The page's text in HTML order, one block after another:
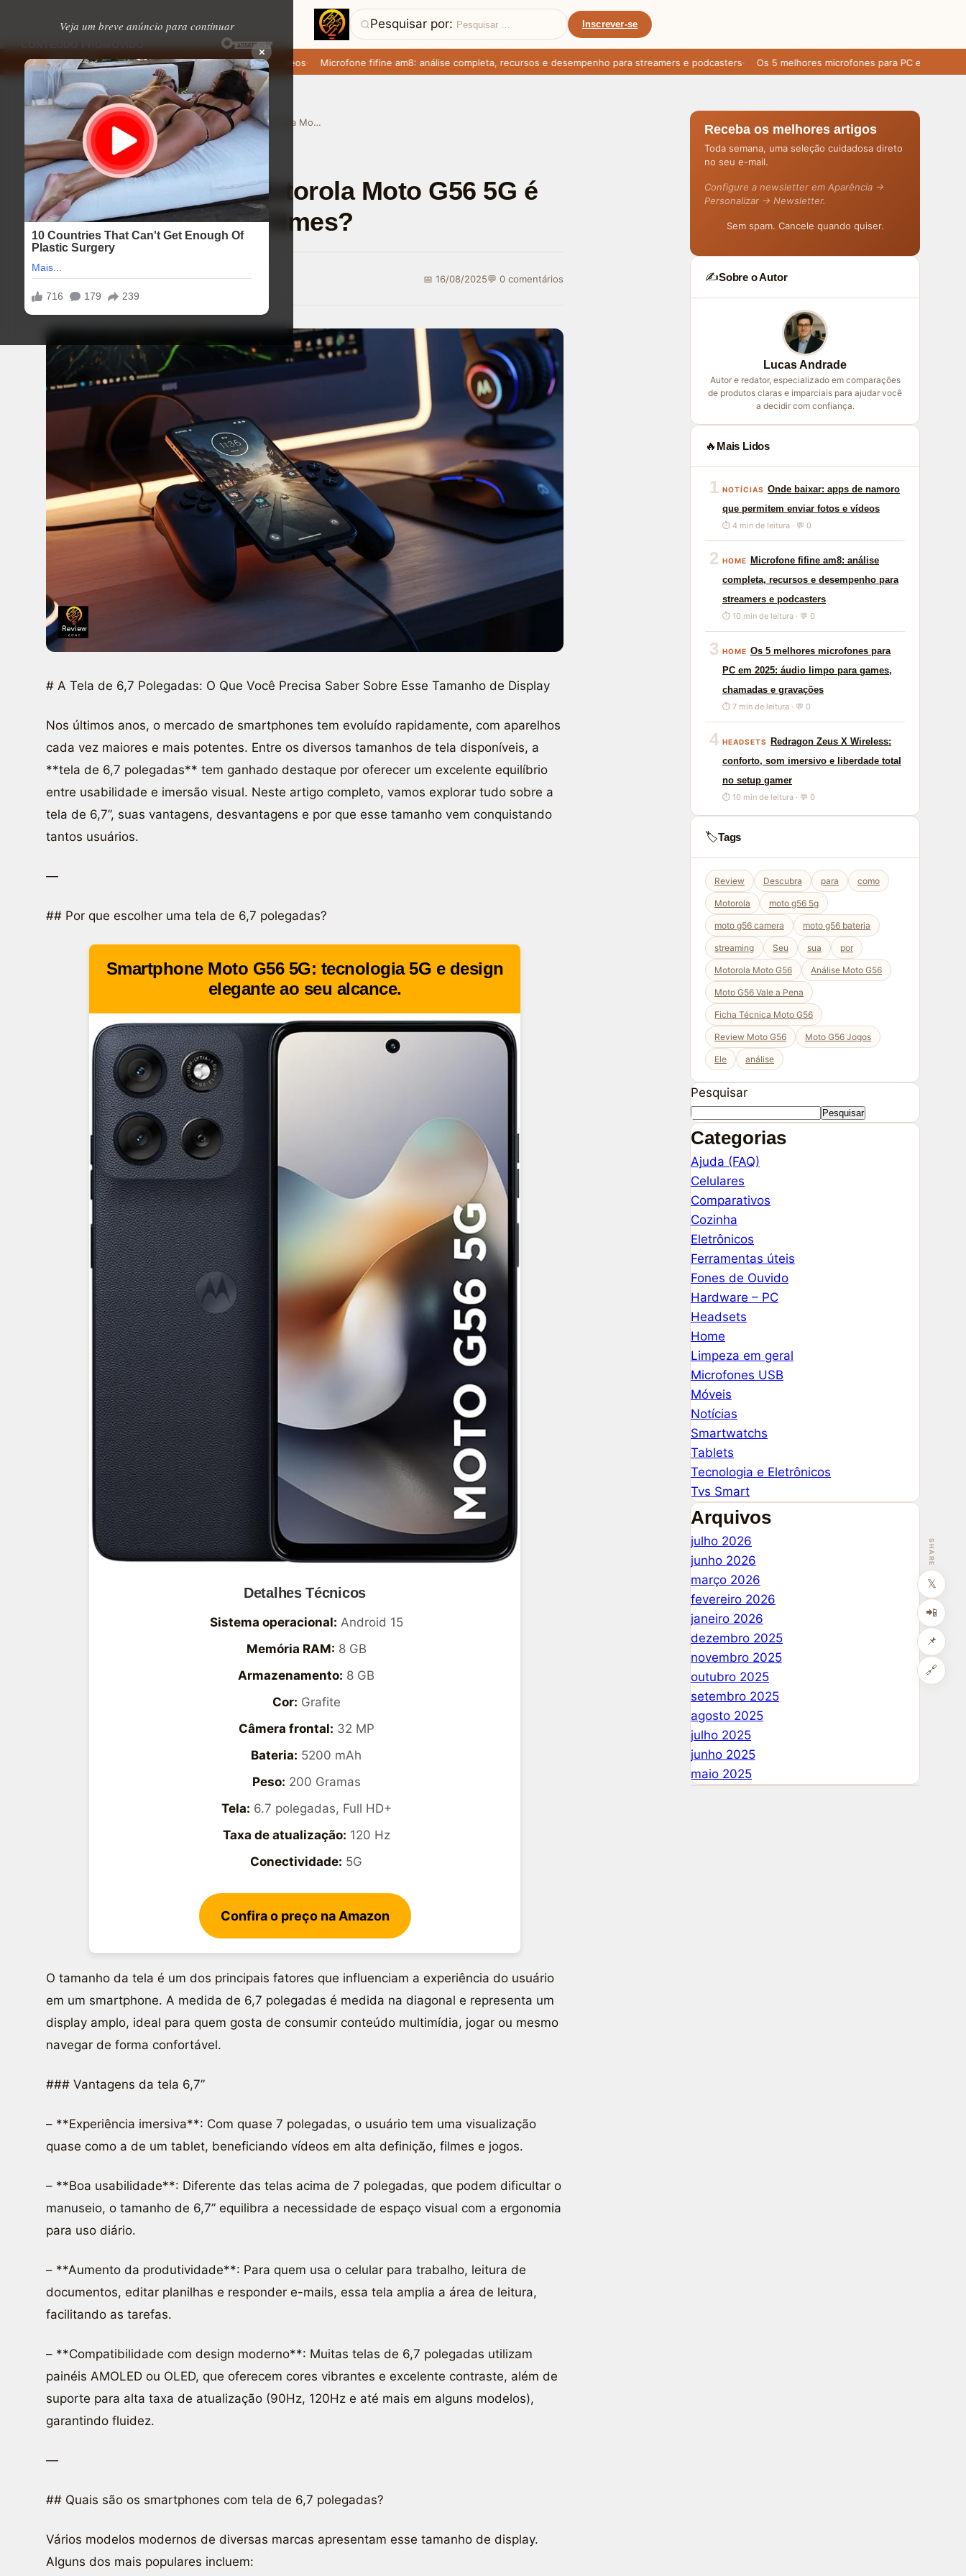
Veja um breve anúncio para continuar
×
SHARE
𝕏
📲
📌
🔗
Pesquisar por: Inscrever-se
EM ALTA
baixar: apps de namoro que permitem enviar fotos e vídeos Microfone fifine am8: análise completa, recursos e desempenho para streamers e podcasters Os 5 melhores microfones para PC em 2025:
Home › Ajuda (FAQ) A tela de 6,7″ do Motorola Moto G56 5G é boa para vídeos e filmes?
Ajuda (FAQ) ⏱ 5 min de leitura
A tela de 6,7″ do Motorola Moto G56 5G é
boa para vídeos e filmes?
📅 16/08/2025💬 0 comentários
# A Tela de 6,7 Polegadas: O Que Você Precisa Saber Sobre Esse Tamanho de Display
Nos últimos anos, o mercado de smartphones tem evoluído rapidamente, com aparelhos
cada vez maiores e mais potentes. Entre os diversos tamanhos de tela disponíveis, a
**tela de 6,7 polegadas** tem ganhado destaque por oferecer um excelente equilíbrio
entre usabilidade e imersão visual. Neste artigo completo, vamos explorar tudo sobre a
tela de 6,7”, suas vantagens, desvantagens e por que esse tamanho vem conquistando
tantos usuários.
—
## Por que escolher uma tela de 6,7 polegadas?
Smartphone Moto G56 5G: tecnologia 5G e design
elegante ao seu alcance.
Detalhes Técnicos
Sistema operacional: Android 15
Memória RAM: 8 GB
Armazenamento: 8 GB
Cor: Grafite
Câmera frontal: 32 MP
Bateria: 5200 mAh
Peso: 200 Gramas
Tela: 6.7 polegadas, Full HD+
Taxa de atualização: 120 Hz
Conectividade: 5G
Confira o preço na Amazon
O tamanho da tela é um dos principais fatores que influenciam a experiência do usuário
em um smartphone. A medida de 6,7 polegadas é medida na diagonal e representa um
display amplo, ideal para quem gosta de consumir conteúdo multimídia, jogar ou mesmo
navegar de forma confortável.
### Vantagens da tela 6,7”
– **Experiência imersiva**: Com quase 7 polegadas, o usuário tem uma visualização
quase como a de um tablet, beneficiando vídeos em alta definição, filmes e jogos.
– **Boa usabilidade**: Diferente das telas acima de 7 polegadas, que podem dificultar o
manuseio, o tamanho de 6,7” equilibra a necessidade de espaço visual com a ergonomia
para uso diário.
– **Aumento da produtividade**: Para quem usa o celular para trabalho, leitura de
documentos, editar planilhas e responder e-mails, essa tela amplia a área de leitura,
facilitando as tarefas.
– **Compatibilidade com design moderno**: Muitas telas de 6,7 polegadas utilizam
painéis AMOLED ou OLED, que oferecem cores vibrantes e excelente contraste, além de
suporte para alta taxa de atualização (90Hz, 120Hz e até mais em alguns modelos),
garantindo fluidez.
—
## Quais são os smartphones com tela de 6,7 polegadas?
Vários modelos modernos de diversas marcas apresentam esse tamanho de display.
Alguns dos mais populares incluem:
Receba os melhores artigos
Toda semana, uma seleção cuidadosa direto
no seu e-mail.
Configure a newsletter em Aparência →
Personalizar → Newsletter.
Sem spam. Cancele quando quiser.
✍️Sobre o Autor
Lucas Andrade
Autor e redator, especializado em comparações
de produtos claras e imparciais para ajudar você
a decidir com confiança.
🔥 Mais Lidos
1 NOTÍCIAS Onde baixar: apps de namoro
que permitem enviar fotos e vídeos
⏱ 4 min de leitura · 💬 0
2 HOME
Microfone fifine am8: análise
completa, recursos e desempenho para
streamers e podcasters
⏱ 10 min de leitura · 💬 0
3 HOME Os 5 melhores microfones para
PC em 2025: áudio limpo para games,
chamadas e gravações
⏱ 7 min de leitura · 💬 0
4 HEADSETS
Redragon Zeus X Wireless:
conforto, som imersivo e liberdade total
no setup gamer
⏱ 10 min de leitura · 💬 0
🏷️Tags
Review Descubra para como
Motorola moto g56 5g
moto g56 camera moto g56 bateria
streaming Seu sua por
Motorola Moto G56 Análise Moto G56
Moto G56 Vale a Pena
Ficha Técnica Moto G56
Review Moto G56 Moto G56 Jogos
Ele análise
Pesquisar
Pesquisar
Categorias
Ajuda (FAQ)
Celulares
Comparativos
Cozinha
Eletrônicos
Ferramentas úteis
Fones de Ouvido
Hardware – PC
Headsets
Home
Limpeza em geral
Microfones USB
Móveis
Notícias
Smartwatchs
Tablets
Tecnologia e Eletrônicos
Tvs Smart
Arquivos
julho 2026
junho 2026
março 2026
fevereiro 2026
janeiro 2026
dezembro 2025
novembro 2025
outubro 2025
setembro 2025
agosto 2025
julho 2025
junho 2025
maio 2025